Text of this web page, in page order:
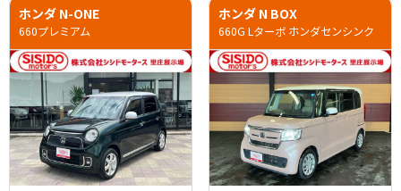
ホンダ N-ONE
660プレミアム
ホンダ N BOX
660G Lターボ ホンダセンシンク